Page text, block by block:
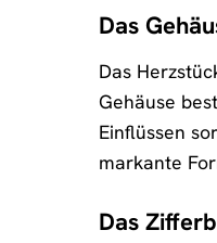
Das
Das
Gehäuse
Einflüssen
markante
Das